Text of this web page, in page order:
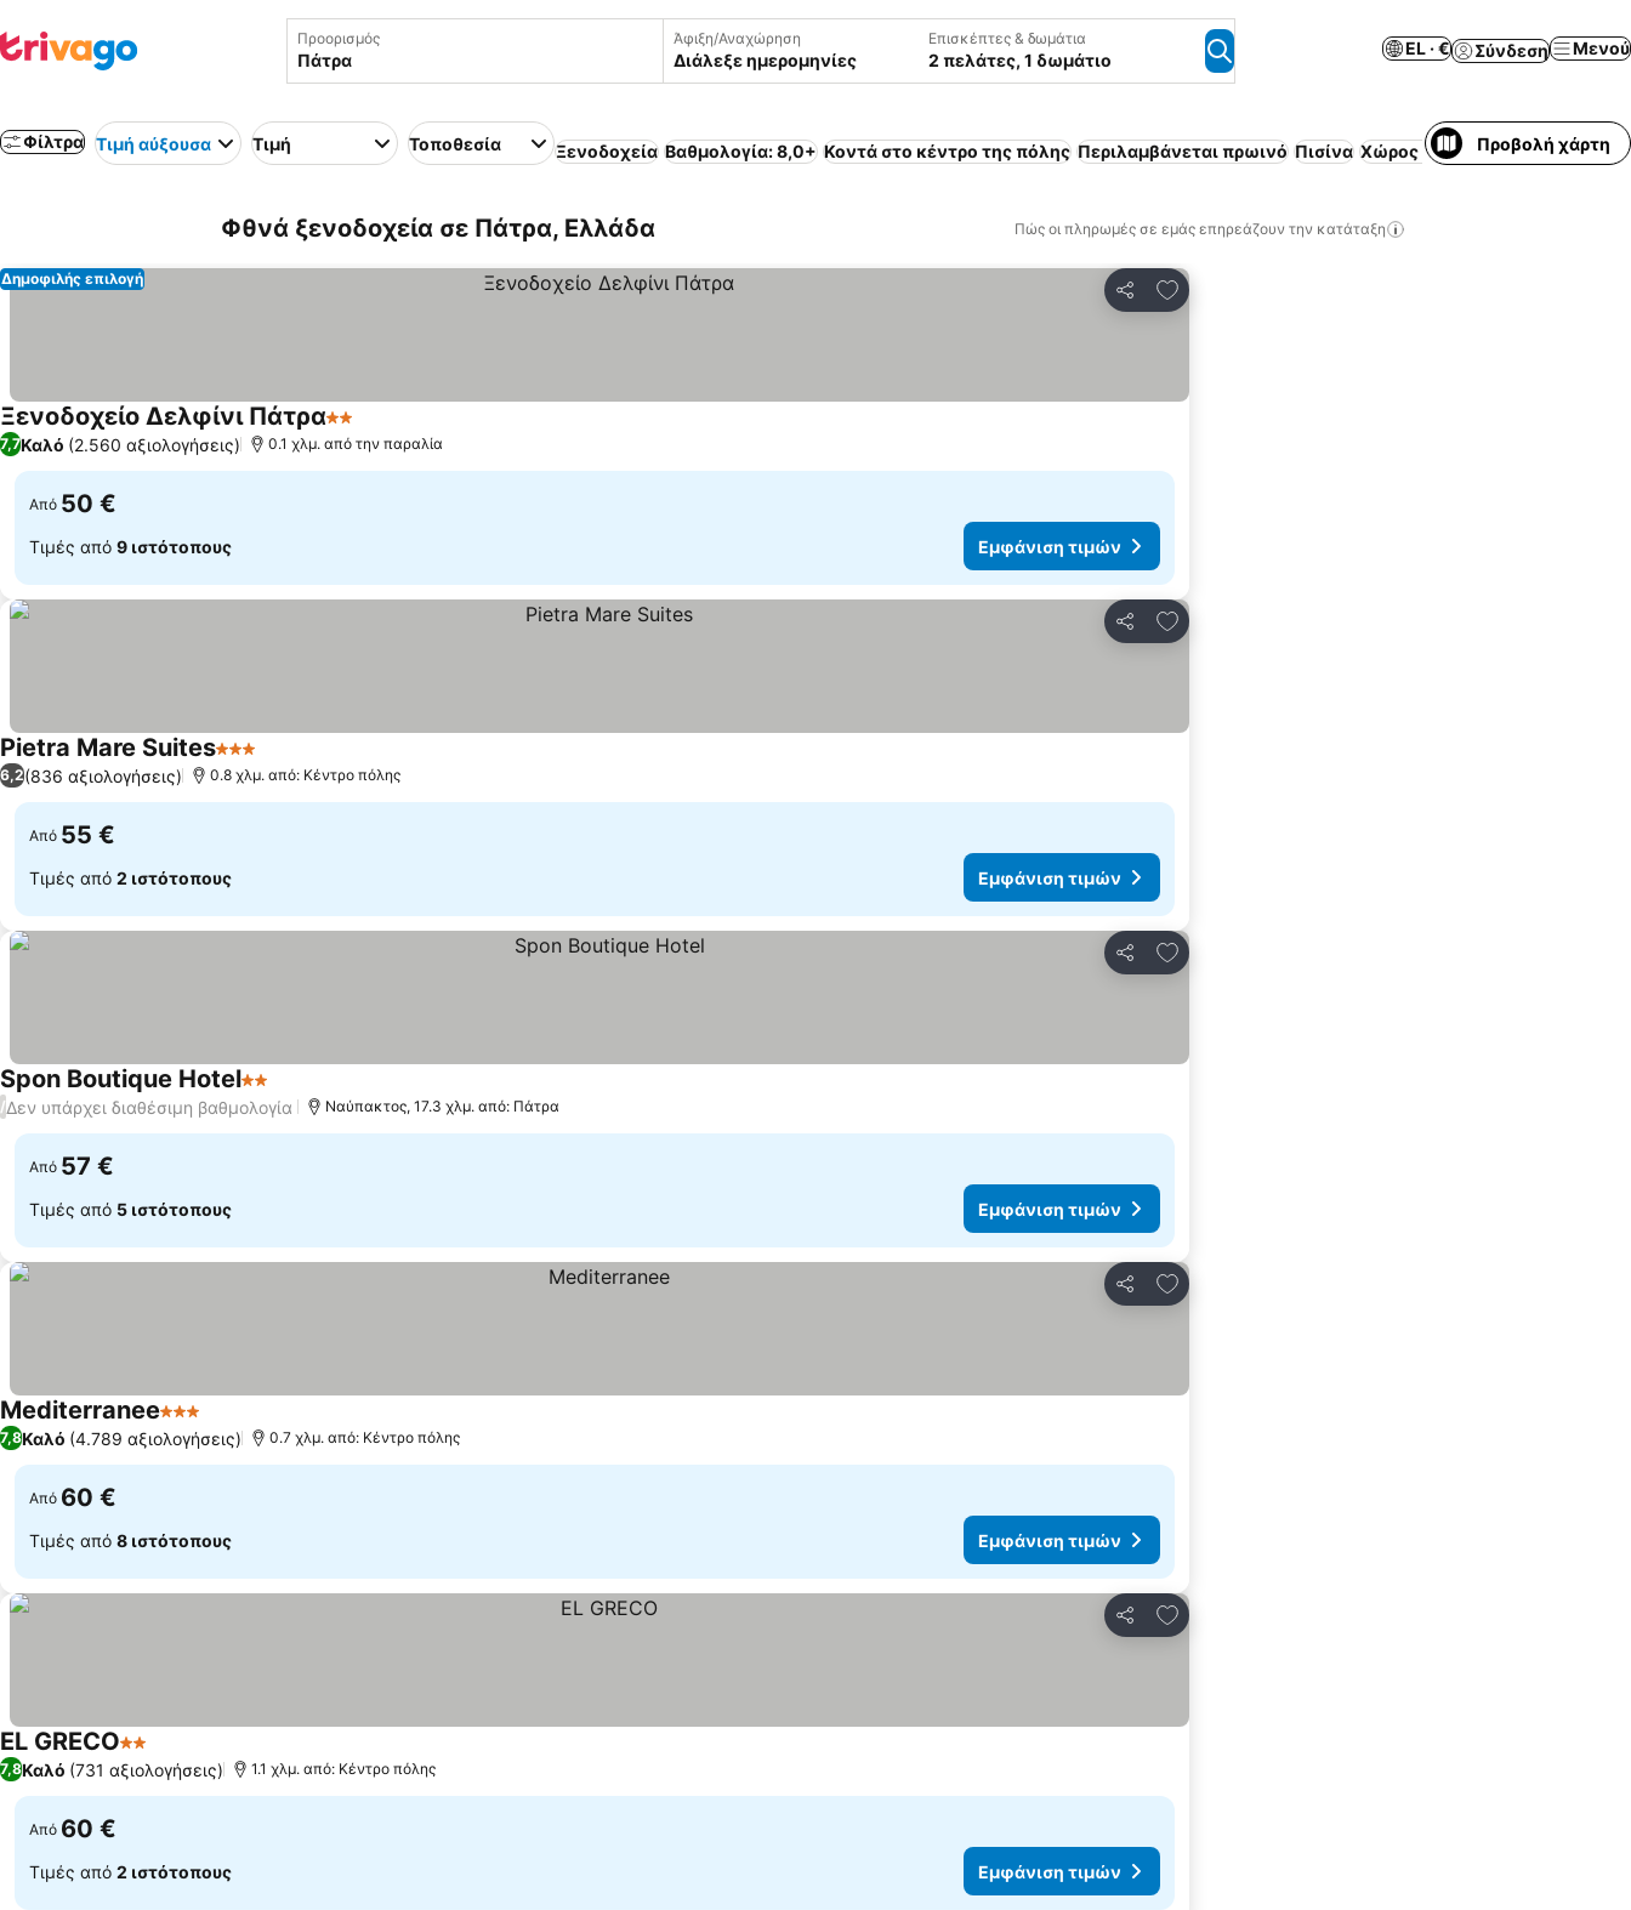
Προορισμός Άφιξη/Αναχώρηση
Διάλεξε ημερομηνίες
Επισκέπτες & δωμάτια
2 πελάτες, 1 δωμάτιο
EL · € Σύνδεση Μενού
Φίλτρα Τιμή αύξουσα Τιμή Τοποθεσία Ξενοδοχεία Βαθμολογία: 8,0+ Κοντά στο κέντρο της πόλης Περιλαμβάνεται πρωινό Πισίνα Χώρος στάθμευσης All
Προβολή χάρτη
Φθνά ξενοδοχεία σε Πάτρα, Ελλάδα Πώς οι πληρωμές σε εμάς επηρεάζουν την κατάταξη
Κοινοποίηση
Προσθήκη στα αγαπημένα
Δημοφιλής επιλογή
Ξενοδοχείο Δελφίνι Πάτρα2 Αστέρια
7,7Καλό (2.560 αξιολογήσεις) 0.1 χλμ. από την παραλία
Από 50 €
Τιμές από 9 ιστότοπους Εμφάνιση τιμών
Κοινοποίηση
Προσθήκη στα αγαπημένα
Pietra Mare Suites3 Αστέρια
6,2(836 αξιολογήσεις) 0.8 χλμ. από: Κέντρο πόλης
Από 55 €
Τιμές από 2 ιστότοπους Εμφάνιση τιμών
Κοινοποίηση
Προσθήκη στα αγαπημένα
Spon Boutique Hotel2 Αστέρια
/Δεν υπάρχει διαθέσιμη βαθμολογία Ναύπακτος, 17.3 χλμ. από: Πάτρα
Από 57 €
Τιμές από 5 ιστότοπους Εμφάνιση τιμών
Κοινοποίηση
Προσθήκη στα αγαπημένα
Mediterranee3 Αστέρια
7,8Καλό (4.789 αξιολογήσεις) 0.7 χλμ. από: Κέντρο πόλης
Από 60 €
Τιμές από 8 ιστότοπους Εμφάνιση τιμών
Κοινοποίηση
Προσθήκη στα αγαπημένα
EL GRECO2 Αστέρια
7,8Καλό (731 αξιολογήσεις) 1.1 χλμ. από: Κέντρο πόλης
Από 60 €
Τιμές από 2 ιστότοπους Εμφάνιση τιμών